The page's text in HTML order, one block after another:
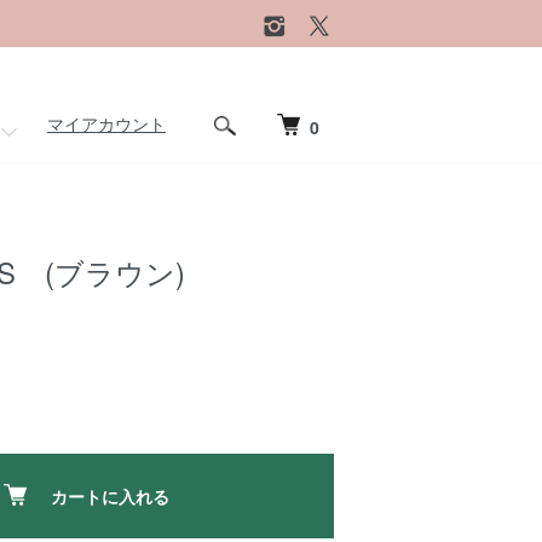
マイアカウント 0
(ブラウン)
カートに入れる